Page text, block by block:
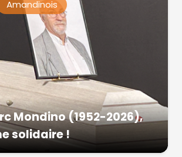
Amandinois
Mondino (1952-2026),
solidaire !